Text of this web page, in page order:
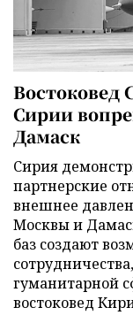
Востоковед
Сирии
Дамаск
Сирия
партнерские
внешнее
Москвы и
баз создают
гуманитарной
востоковед